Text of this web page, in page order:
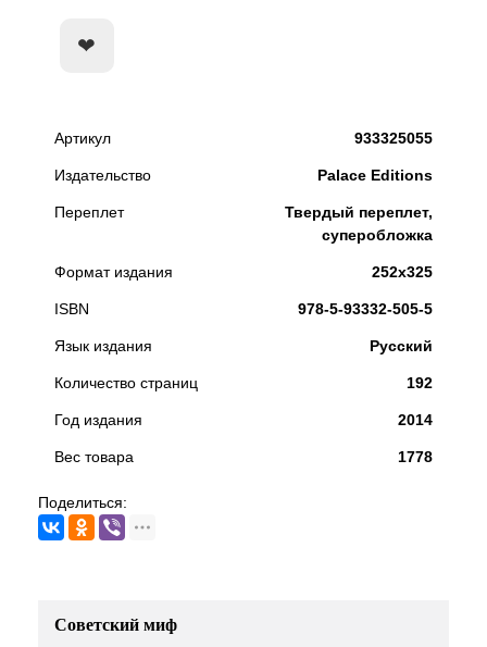
Артикул 933325055
Издательство Palace Editions
Переплет
Твердый переплет,
суперобложка
Формат издания 252х325
ISBN 978-5-93332-505-5
Язык издания Русский
Количество страниц 192
Год издания 2014
Вес товара 1778
Поделиться:
Советский миф